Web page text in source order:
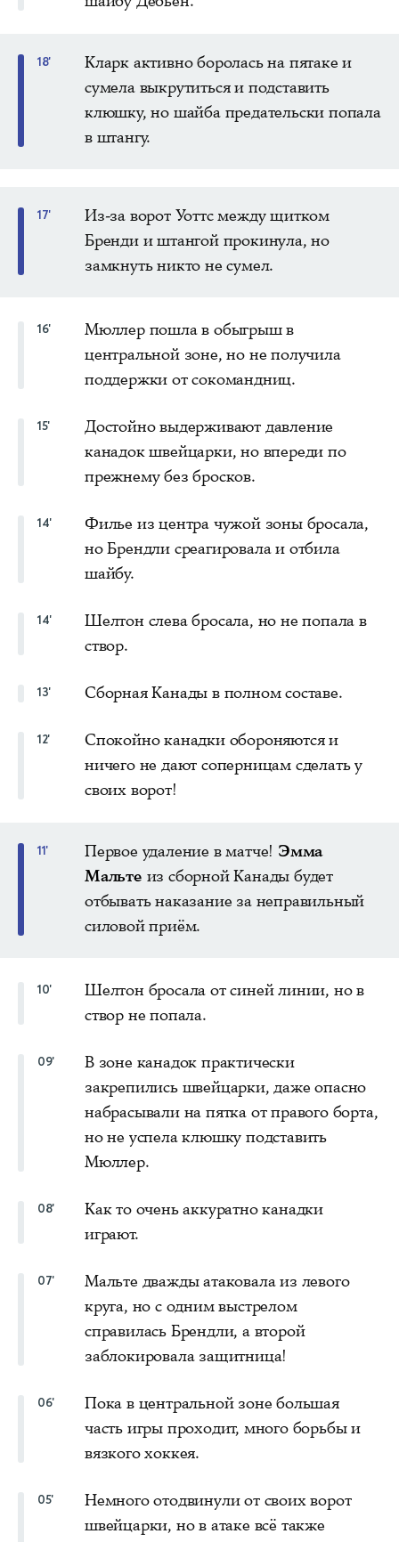
18'
Кларк активно боролась на пятаке и
сумела выкрутиться и подставить
клюшку, но шайба предательски попала
в штангу.
17'
Из-за ворот Уоттс между щитком
Бренди и штангой прокинула, но
замкнуть никто не сумел.
16'
Мюллер пошла в обыгрыш в
центральной зоне, но не получила
поддержки от сокомандниц.
15'
Достойно выдерживают давление
канадок швейцарки, но впереди по
прежнему без бросков.
14'
Филье из центра чужой зоны бросала,
но Брендли среагировала и отбила
шайбу.
14'
Шелтон слева бросала, но не попала в
створ.
13' Сборная Канады в полном составе.
12'
Спокойно канадки обороняются и
ничего не дают соперницам сделать у
своих ворот!
11' Первое удаление в матче! Эмма
Мальте из сборной Канады будет
отбывать наказание за неправильный
силовой приём.
10'
Шелтон бросала от синей линии, но в
створ не попала.
09'
В зоне канадок практически
закрепились швейцарки, даже опасно
набрасывали на пятка от правого борта,
но не успела клюшку подставить
Мюллер.
08'
Как то очень аккуратно канадки
играют.
07'
Мальте дважды атаковала из левого
круга, но с одним выстрелом
справилась Брендли, а второй
заблокировала защитница!
06'
Пока в центральной зоне большая
часть игры проходит, много борьбы и
вязкого хоккея.
05'
Немного отодвинули от своих ворот
швейцарки, но в атаке всё также